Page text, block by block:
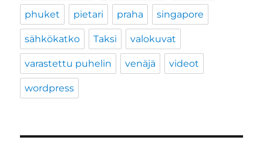
phuket pietari praha singapore
sähkökatko Taksi valokuvat
varastettu puhelin venäjä videot
wordpress